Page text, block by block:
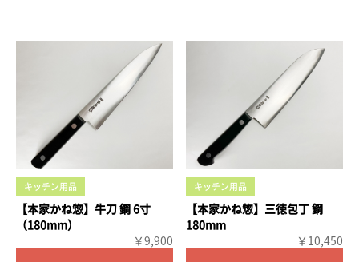
キッチン用品
【本家かね惣】牛刀 鋼 6寸
（180mm）
￥9,900
キッチン用品
【本家かね惣】三徳包丁 鋼
180mm
￥10,450